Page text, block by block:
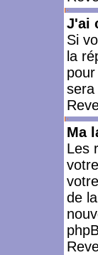
J'ai
Si
la
sera
Ma
Les
de